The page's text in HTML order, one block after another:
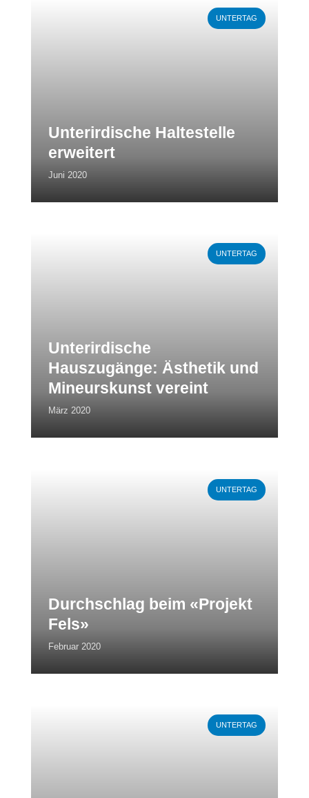
UNTERTAG
Unterirdische Haltestelle
erweitert
Juni 2020
UNTERTAG
Unterirdische
Hauszugänge: Ästhetik und
Mineurskunst vereint
März 2020
UNTERTAG
Durchschlag beim «Projekt
Fels»
Februar 2020
UNTERTAG